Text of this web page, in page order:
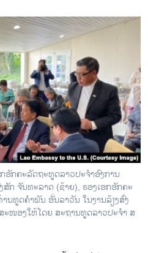
ກຄະລັດຖະທູດລາວປະຈໍາອົງການ
ກ ຈັນທະລາດ (ຊ້າຍ), ຮອງ​ເອກ​ອັກ​ຄະ​
ທູດຄໍາພັນ ອັ່ນ​ລາ​ວັນ ໃນ​ງານ​ລ້ຽງ​ສົ່ງ​
ະ​ໜອງ​ໃຫ້​ໂດຍ ສະ​ຖານ​ທູດ​ລາວ​ປະ​ຈຳ ສ​